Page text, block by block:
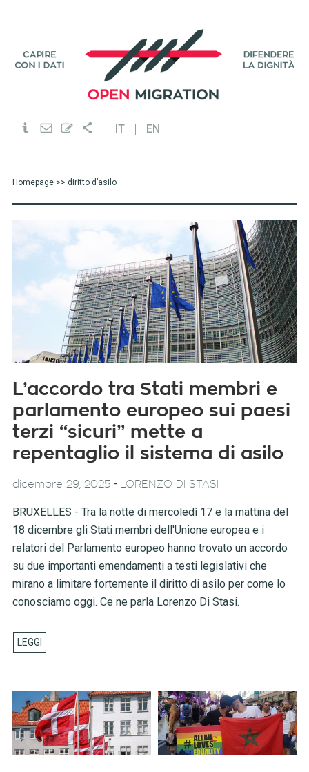
IT EN
Homepage>> diritto d’asilo
L’accordo tra Stati membri e
parlamento europeo sui paesi
terzi “sicuri” mette a
repentaglio il sistema di asilo
dicembre 29, 2025- LORENZO DI STASI
BRUXELLES - Tra la notte di mercoledì 17 e la mattina del
18 dicembre gli Stati membri dell'Unione europea e i
relatori del Parlamento europeo hanno trovato un accordo
su due importanti emendamenti a testi legislativi che
mirano a limitare fortemente il diritto di asilo per come lo
conosciamo oggi. Ce ne parla Lorenzo Di Stasi.